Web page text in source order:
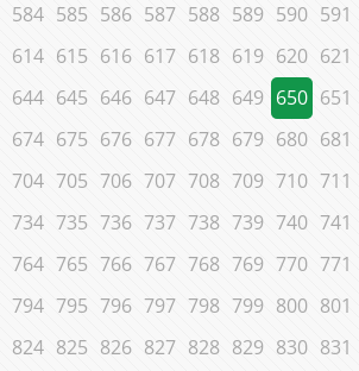
584 585 586 587 588 589 590 591
614 615 616 617 618 619 620 621
644 645 646 647 648 649 650 651
674 675 676 677 678 679 680 681
704 705 706 707 708 709 710 711
734 735 736 737 738 739 740 741
764 765 766 767 768 769 770 771
794 795 796 797 798 799 800 801
824 825 826 827 828 829 830 831